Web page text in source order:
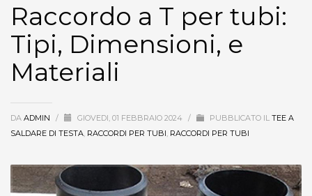
Raccordo a T per tubi:
Tipi, Dimensioni, e
Materiali
DA ADMIN / GIOVEDI, 01 FEBBRAIO 2024 / PUBBLICATO IL TEE A
SALDARE DI TESTA, RACCORDI PER TUBI, RACCORDI PER TUBI